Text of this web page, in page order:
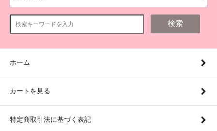
検索
ホーム
カートを見る
特定商取引法に基づく表記